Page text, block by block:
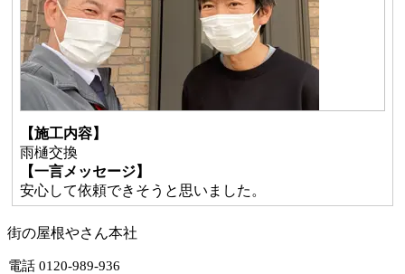
【施工内容】
雨樋交換
【一言メッセージ】
安心して依頼できそうと思いました。
街の屋根やさん本社
電話 0120-989-936